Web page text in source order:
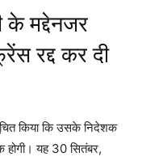
के मद्देनजर
रद्द कर दी
किया कि उसके निदेशक
होगी। यह 30 सितंबर,